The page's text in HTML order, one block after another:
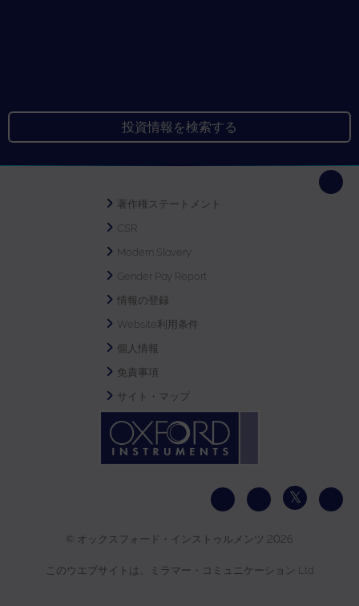
投資情報を検索する
著作権ステートメント
CSR
Modern Slavery
Gender Pay Report
情報の登録
Website利用条件
個人情報
免責事項
サイト・マップ
© オックスフォード・インストゥルメンツ 2026
このウエブサイトは、ミラマー・コミュニケーション Ltd